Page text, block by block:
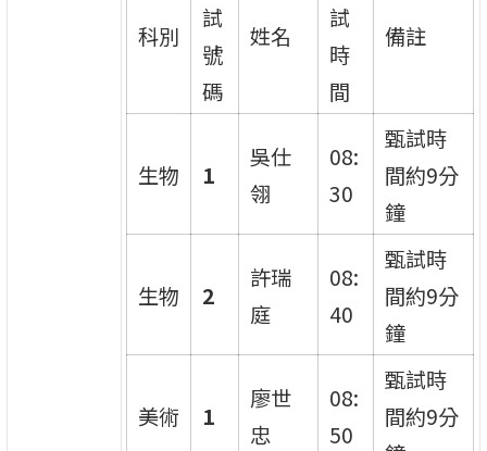
科別
試
號
碼
姓名
試
時
間
備註
生物 1
吳仕
翎
08:
30
甄試時
間約9分
鐘
生物 2
許瑞
庭
08:
40
甄試時
間約9分
鐘
美術 1
廖世
忠
08:
50
甄試時
間約9分